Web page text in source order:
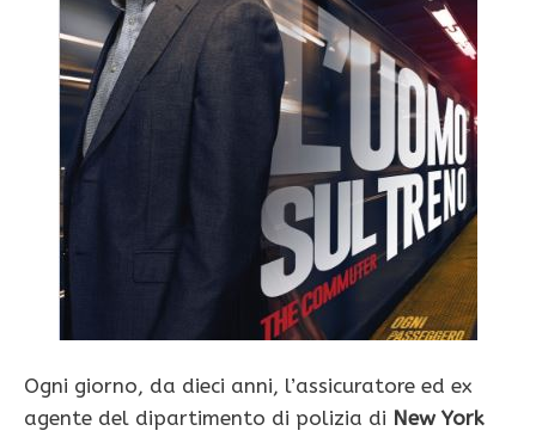
Ogni giorno, da dieci anni, l’assicuratore ed ex
agente del dipartimento di polizia di New York